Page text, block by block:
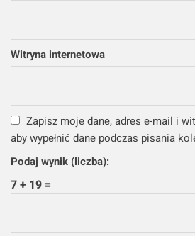
Witryna internetowa
Zapisz moje dane, adres e-mail i
aby wypełnić dane podczas pisania
Podaj wynik (liczba):
7 + 19 =